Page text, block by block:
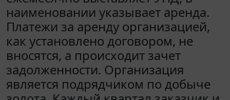
наименовании указывает аренда.
Платежи за аренду организацией,
как установлено договором, не
вносятся, а происходит зачет
задолженности. Организация
является подрядчиком по добыче